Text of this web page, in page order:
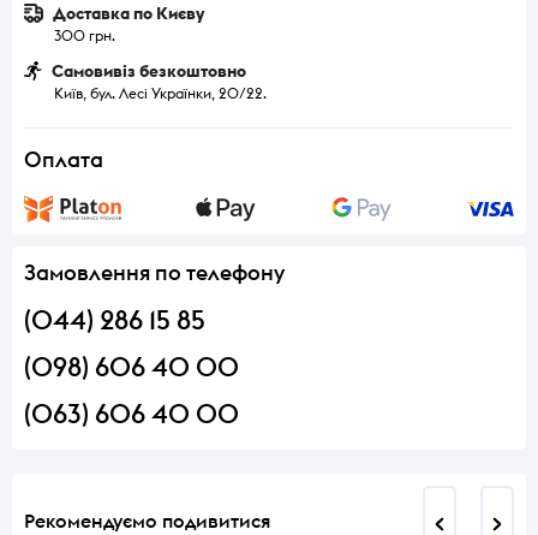
Доставка по Києву
300 грн.
Самовивіз безкоштовно
Київ, бул. Лесі Українки, 20/22.
Оплата
Замовлення по телефону
(044) 286 15 85
(098) 606 40 00
(063) 606 40 00
Рекомендуємо подивитися